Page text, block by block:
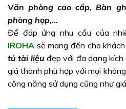
Văn phòng cao cấp, Bàn
phòng họp,…
Để đáp ứng nhu cầu của
IROHA sẽ mang đến cho
tủ tài liệu đẹp với đa dạng kích
giá thành phù hợp với mọi
công năng sử dụng cũng như